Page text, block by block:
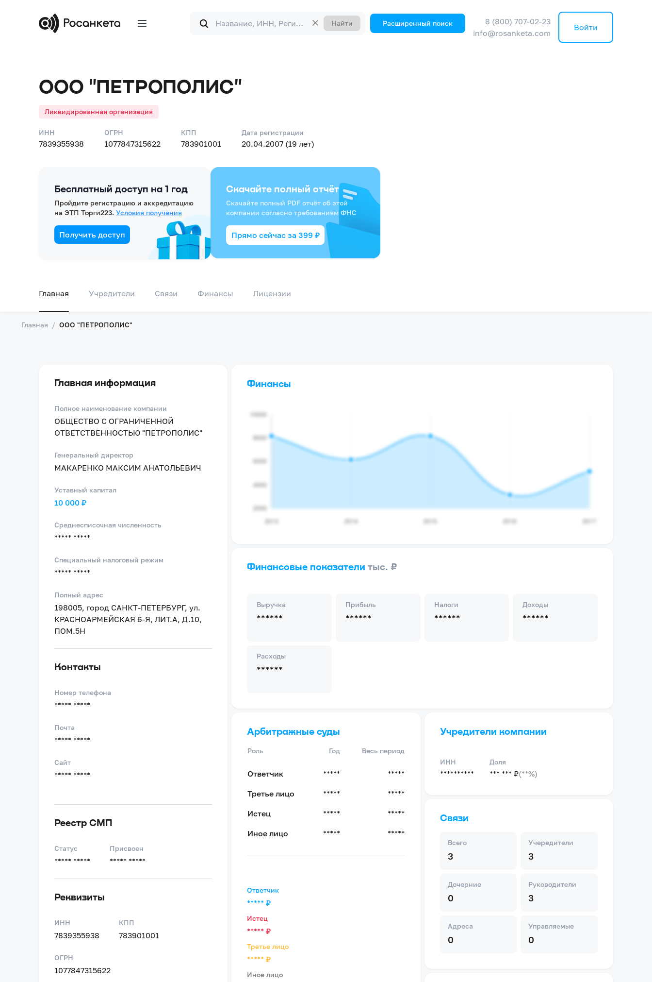
Форма
поиска
Найти Расширенный поиск
8 (800) 707-02-23
info@rosanketa.com
Войти
ООО "ПЕТРОПОЛИС"
Ликвидированная организация
ИНН
7839355938
ОГРН
1077847315622
КПП
783901001
Дата регистрации
20.04.2007 (19 лет)
Бесплатный доступ на 1 год
Пройдите регистрацию и аккредитацию
на ЭТП Торги223. Условия получения
Получить доступ
Скачайте полный отчёт
Скачайте полный PDF отчёт об этой
компании согласно требованиям ФНС
Прямо сейчас за 399 ₽
Главная Учредители Связи Финансы Лицензии
Главная / ООО "ПЕТРОПОЛИС"
Главная информация
Полное наименование компании
ОБЩЕСТВО С ОГРАНИЧЕННОЙ
ОТВЕТСТВЕННОСТЬЮ "ПЕТРОПОЛИС"
Генеральный директор
МАКАРЕНКО МАКСИМ АНАТОЛЬЕВИЧ
Уставный капитал
10 000 ₽
Среднесписочная численность
***** *****
Специальный налоговый режим
***** *****
Полный адрес
198005, город САНКТ-ПЕТЕРБУРГ, ул.
КРАСНОАРМЕЙСКАЯ 6-Я, ЛИТ.А, Д.10,
ПОМ.5Н
Контакты
Номер телефона
***** *****
Почта
***** *****
Сайт
***** *****
Реестр СМП
Статус
***** *****
Присвоен
***** *****
Реквизиты
ИНН
7839355938
КПП
783901001
ОГРН
1077847315622
Финансы
Финансовые показателитыс. ₽
Выручка
******
Прибыль
******
Налоги
******
Доходы
******
Расходы
******
Арбитражные суды
Роль Год Весь период
Ответчик ***** *****
Третье лицо ***** *****
Истец ***** *****
Иное лицо ***** *****
Ответчик
***** ₽
Истец
***** ₽
Третье лицо
***** ₽
Иное лицо
Учредители компании
ИНН
**********
Доля
*** *** ₽(**%)
Связи
Всего
3
Учередители
3
Дочерние
0
Руководители
3
Адреса
0
Управляемые
0